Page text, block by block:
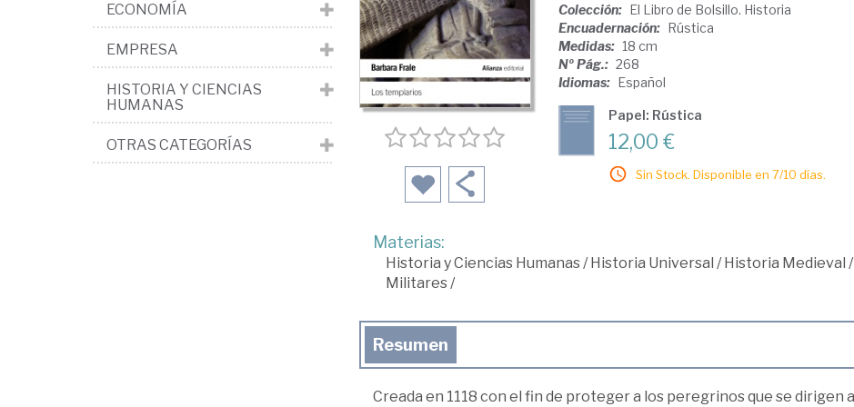
Colección: El Libro de Bolsillo. Historia
Encuadernación: Rústica
Medidas: 18 cm
Nº Pág.: 268
Idiomas: Español
Papel: Rústica
12,00 €
Sin Stock. Disponible en 7/10 días.
Materias:
Historia y Ciencias Humanas/Historia Universal /Historia Medieval /
Militares/
Resumen
Creada en 1118 con el fin de proteger a los peregrinos que se dirigen
ECONOMÍA
EMPRESA
HISTORIA Y CIENCIAS
HUMANAS
OTRAS CATEGORÍAS